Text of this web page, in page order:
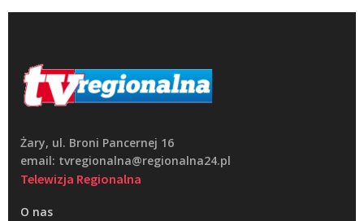
Żary, ul. Broni Pancernej 16
email: tvregionalna@regionalna24.pl
Telewizja Regionalna
O nas